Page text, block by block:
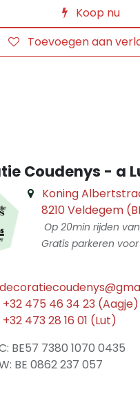
Koop nu
Toevoegen aan
Coudenys - a
Koning
8210 Veldegem
Op 20min rijden
Gratis parkeren voor
+32 475 46 34 23 (Aagje)
+32 473 28 16 01 (Lut)
BE57 7380 1070 0435
BE 0862 237 057